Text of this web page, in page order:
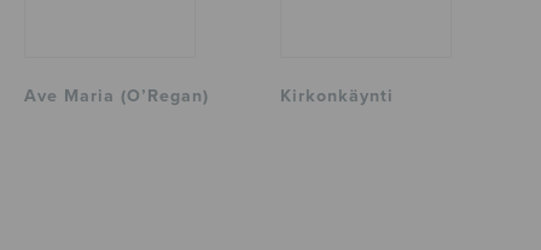
Ave Maria (O’Regan) Kirkonkäynti